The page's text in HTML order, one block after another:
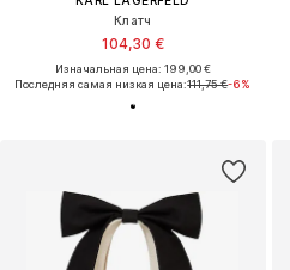
Клатч
104,30 €
Изначальная цена: 199,00 €
Последняя самая низкая цена:111,75 €-6%